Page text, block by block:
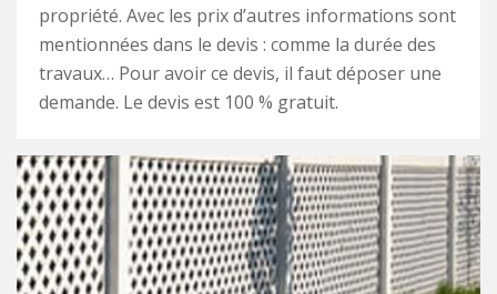
propriété. Avec les prix d’autres informations sont
mentionnées dans le devis : comme la durée des
travaux… Pour avoir ce devis, il faut déposer une
demande. Le devis est 100 % gratuit.